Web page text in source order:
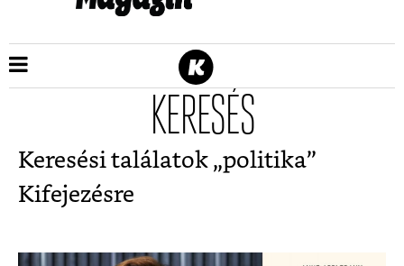
KERESÉS
Keresési találatok „politika”
Kifejezésre